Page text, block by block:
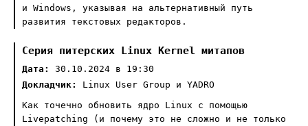
и Windows, указывая на альтернативный путь
развития текстовых редакторов.
Серия питерских Linux Kernel митапов
Дата:
30.10.2024 в 19:30
Докладчик:
Linux User Group и YADRO
Как точечно обновить ядро Linux с помощью
Livepatching (и почему это не сложно и не только